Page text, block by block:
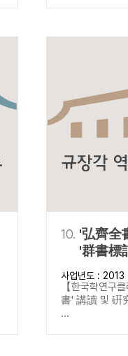
10. '弘齊全
'群書標
중심으로
사업년도 : 2013
【한국학연
書' 講讀 및
...